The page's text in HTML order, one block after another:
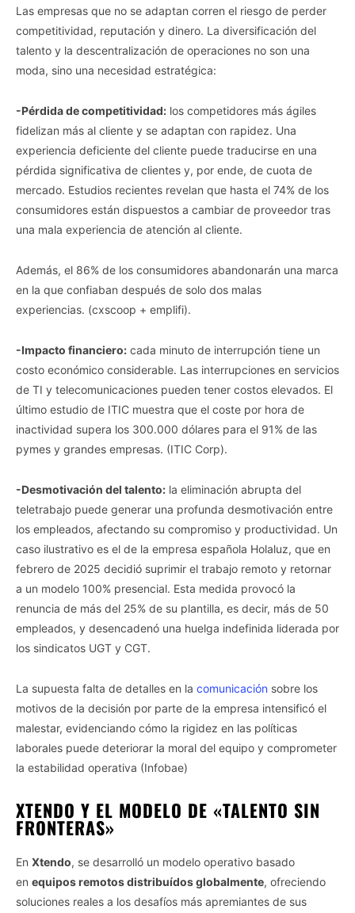
Las empresas que no se adaptan corren el riesgo de perder
competitividad, reputación y dinero. La diversificación del
talento y la descentralización de operaciones no son una
moda, sino una necesidad estratégica:
-Pérdida de competitividad: los competidores más ágiles
fidelizan más al cliente y se adaptan con rapidez. Una
experiencia deficiente del cliente puede traducirse en una
pérdida significativa de clientes y, por ende, de cuota de
mercado. Estudios recientes revelan que hasta el 74% de los
consumidores están dispuestos a cambiar de proveedor tras
una mala experiencia de atención al cliente.
Además, el 86% de los consumidores abandonarán una marca
en la que confiaban después de solo dos malas
experiencias. (cxscoop + emplifi).
-Impacto financiero: cada minuto de interrupción tiene un
costo económico considerable. Las interrupciones en servicios
de TI y telecomunicaciones pueden tener costos elevados. El
último estudio de ITIC muestra que el coste por hora de
inactividad supera los 300.000 dólares para el 91% de las
pymes y grandes empresas. (ITIC Corp).
-Desmotivación del talento: la eliminación abrupta del
teletrabajo puede generar una profunda desmotivación entre
los empleados, afectando su compromiso y productividad. Un
caso ilustrativo es el de la empresa española Holaluz, que en
febrero de 2025 decidió suprimir el trabajo remoto y retornar
a un modelo 100% presencial. Esta medida provocó la
renuncia de más del 25% de su plantilla, es decir, más de 50
empleados, y desencadenó una huelga indefinida liderada por
los sindicatos UGT y CGT.
La supuesta falta de detalles en la comunicación sobre los
motivos de la decisión por parte de la empresa intensificó el
malestar, evidenciando cómo la rigidez en las políticas
laborales puede deteriorar la moral del equipo y comprometer
la estabilidad operativa (Infobae)
XTENDO Y EL MODELO DE «TALENTO SIN
FRONTERAS»
En Xtendo, se desarrolló un modelo operativo basado
en equipos remotos distribuídos globalmente, ofreciendo
soluciones reales a los desafíos más apremiantes de sus